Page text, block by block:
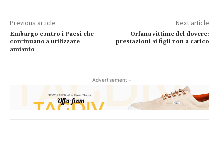
Previous article
Embargo contro i Paesi che
continuano a utilizzare
amianto
Next article
Orfana vittime del dovere:
prestazioni ai figli non a carico
- Advertisement -